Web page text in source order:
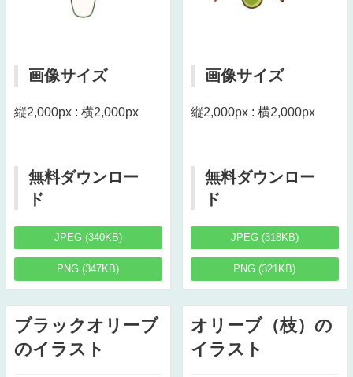
画像サイズ
縦2,000px : 横2,000px
無料ダウンロー
ド
JPEG (340KB)
PNG (347KB)
画像サイズ
縦2,000px : 横2,000px
無料ダウンロー
ド
JPEG (318KB)
PNG (321KB)
ブラックオリーブ
のイラスト
オリーブ（枝）の
イラスト